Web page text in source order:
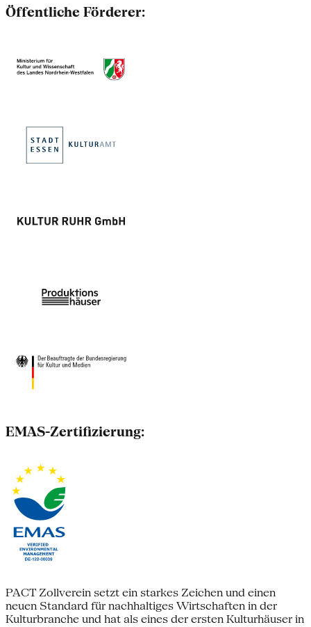
Öffentliche Förderer:
EMAS-Zertifizierung:
PACT Zollverein setzt ein starkes Zeichen und einen
neuen Standard für nachhaltiges Wirtschaften in der
Kulturbranche und hat als eines der ersten Kulturhäuser in